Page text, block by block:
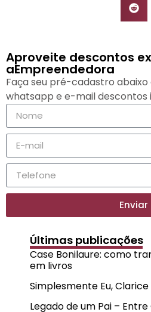
Aproveite descontos
aEmpreendedora
Faça seu pré-cadastro
whatsapp e e-mail descontos
Enviar
Últimas publicações
Case Bonilaure: como
em livros
Simplesmente Eu,
Legado de um Pai –